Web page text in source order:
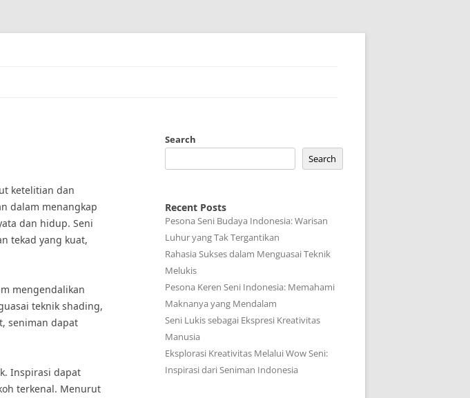
ketelitian dan
dalam menangkap
dan hidup. Seni
tekad yang kuat,
mengendalikan
teknik shading,
seniman dapat
Inspirasi dapat
terkenal. Menurut
Search
Search
Recent Posts
Pesona Seni Budaya Indonesia: Warisan
Luhur yang Tak Tergantikan
Rahasia Sukses dalam Menguasai Teknik
Melukis
Pesona Keren Seni Indonesia: Memahami
Maknanya yang Mendalam
Seni Lukis sebagai Ekspresi Kreativitas
Manusia
Eksplorasi Kreativitas Melalui Wow Seni:
Inspirasi dari Seniman Indonesia